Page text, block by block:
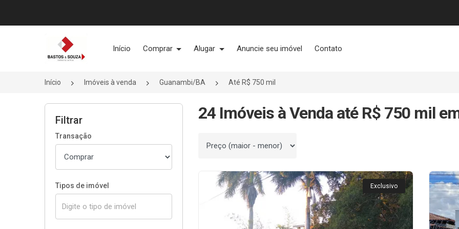
Página inicial
Início Comprar Alugar Anuncie seu imóvel Contato
Início Imóveis à venda Guanambi/BA Até R$ 750 mil
Filtrar
Transação
Tipos de imóvel
24 Imóveis à Venda até R$ 750 mil
Ordenar por
Exclusivo